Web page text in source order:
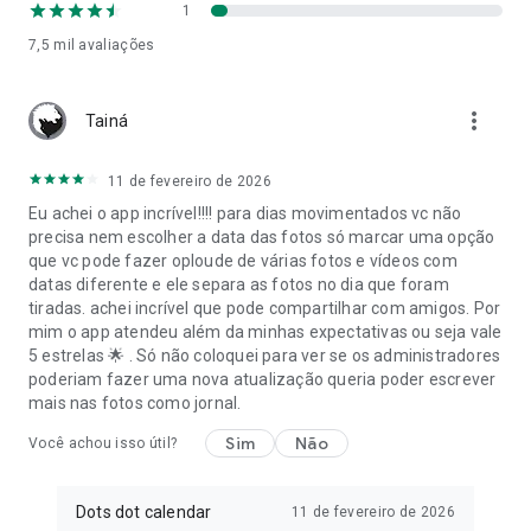
Existe para que as histórias importantes não desapareçam.
Com Dots pode:
- Partilhar recordações com família, parceiro, amigos ou
convidados
- Organizar a sua história por etapas e momentos
- Criar um Dotbook físico com as suas melhores recordações
- Criar um Dotbook digital em PDF
- Adicionar vídeos e mensagens de voz através de QR
- Reviver recordações através de fotos, vídeos, vozes e
mensagens
- Manter a sua história organizada, acessível e partilhada
As fotos lembram como era um momento.
Os vídeos levam-no de volta a ele.
E o Dotbook transforma a sua história em algo que pode
conservar para sempre.
7,5 mil avaliações
1
Tainá more_vert
11 de fevereiro de 2026
Eu achei o app incrível!!!! para dias movimentados vc não
precisa nem escolher a data das fotos só marcar uma opção
que vc pode fazer oploude de várias fotos e vídeos com
datas diferente e ele separa as fotos no dia que foram
tiradas. achei incrível que pode compartilhar com amigos. Por
mim o app atendeu além da minhas expectativas ou seja vale
5 estrelas 🌟 . Só não coloquei para ver se os administradores
poderiam fazer uma nova atualização queria poder escrever
mais nas fotos como jornal.
Você achou isso útil? Sim Não
Dots dot calendar 11 de fevereiro de 2026